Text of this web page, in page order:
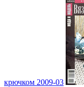
крючком 2009-03